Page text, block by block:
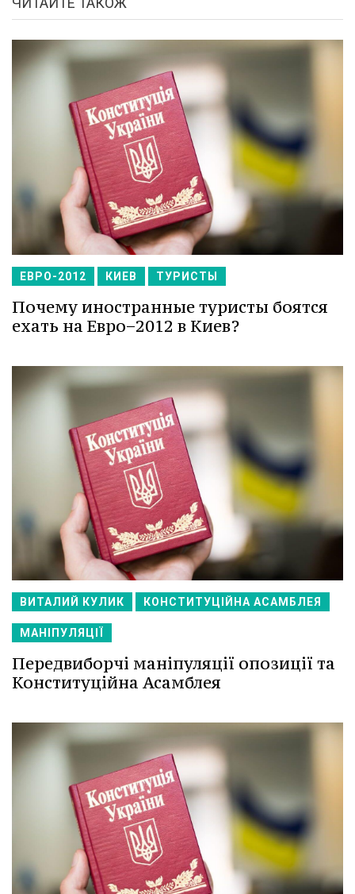
ЕВРО-2012 КИЕВ ТУРИСТЫ
Почему иностранные туристы боятся
ехать на Евро−2012 в Киев?
ВИТАЛИЙ КУЛИК КОНСТИТУЦІЙНА АСАМБЛЕЯ
МАНІПУЛЯЦІЇ
Передвиборчі маніпуляції опозиції та
Конституційна Асамблея